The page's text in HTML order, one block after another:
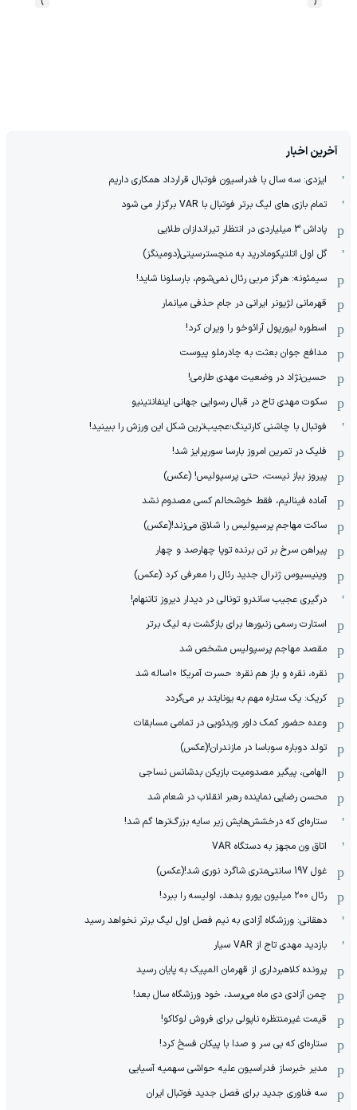
آخرین اخبار
ایزدی: سه سال با فدراسیون فوتبال قرارداد همکاری داریم
تمام بازی های لیگ برتر فوتبال با VAR برگزار می شود
پاداش 3 میلیاردی در انتظار تیراندازان طلایی
گل اول اتلتیکومادرید به منچسترسیتی(دومینگز)
سیمئونه: هرگز مربی رئال نمی‌شوم، بارسلونا شاید!
قهرمانی لژیونر ایرانی در جام حذفی میانمار
اسطوره لیورپول آرائوخو را ویران کرد!
مدافع جوان بعثت به چادرملو پیوست
حسین‌نژاد در وضعیت مهدی طارمی!
سکوت مهدی تاج در قبال رسوایی جهانی اینفانتینیو
فوتبال با چاشنی کارتینگ؛عجیب‌ترین شکل این ورزش را ببینید!
فلیک در تمرین امروز بارسا سورپرایز شد!
پیروز بباز نیست، حتی پرسپولیس! (عکس)
آماده فینالیم، فقط خوشحالم کسی مصدوم نشد
ساکت مهاجم پرسپولیس را شلاق می‌زند!(عکس)
پیراهن سرخ بر تن برنده توپا چهارصد و چهار
وینیسیوس ژنرال جدید رئال را معرفی کرد (عکس)
درگیری عجیب ساندرو تونالی در دیدار دیروز تاتنهام!
استارت رسمی زنبورها برای بازگشت به لیگ برتر
مقصد مهاجم پرسپولیس مشخص شد
نقره، نقره و باز هم نقره: حسرت آمریکا ۱۰‌ساله شد
کریک: یک ستاره مهم به یونایتد بر می‌گردد
وعده حضور کمک داور ویدئویی در تمامی مسابقات
تولد دوباره سوباسا در مازندران!(عکس)
الهامی، پیگیر مصدومیت بازیکن بدشانس نساجی
محسن رضایی نماینده رهبر انقلاب در شعام شد
ستاره‌ای که درخشش‌هایش زیر سایه بزرگ‌ترها گم شد!
اتاق ون مجهز به دستگاه VAR
غول 197 سانتی‌متری شاگرد نوری شد!(عکس)
رئال ۲۰۰ میلیون یورو بدهد، اولیسه را ببرد!
دهقانی: ورزشگاه آزادی به نیم فصل اول لیگ برتر نخواهد رسید
بازدید مهدی تاج از VAR سیار
پرونده کلاهبرداری از قهرمان المپیک به پایان رسید
چمن آزادی دی ماه می‌رسد، خود ورزشگاه سال بعد!
قیمت غیرمنتظره ناپولی برای فروش لوکاکو!
ستاره‌ای که بی سر و صدا با پیکان فسخ کرد!
مدیر خبرساز فدراسیون علیه حواشی سهمیه آسیایی
سه فناوری جدید برای فصل جدید فوتبال ایران